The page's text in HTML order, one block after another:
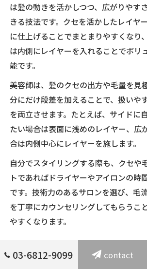
は髪の動きを活かしつつ、広がりやす
きる技法です。クセを活かしたレイヤ
に仕上げることでまとまりやすくなり
は内側にレイヤーを入れることでボリ
能です。
美容師は、髪のクセの出方や毛量を見
分にだけ段差を加えることで、扱いや
を両立させます。たとえば、サイドに
たい場合は表面に浅めのレイヤー、広
合は内側中心にレイヤーを施します。
自分でスタイリングする際も、クセや
トであればドライヤーやアイロンの時
です。技術力のあるサロンを選び、毛
を丁寧にカウンセリングしてもらうこ
やすくなります。
外苑前駅近で相談できる髪質重視の
03-6812-9099 contact